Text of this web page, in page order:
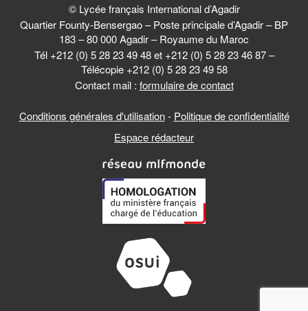
© Lycée français International d’Agadir
Quartier Founty-Bensergao – Poste principale d’Agadir – BP
183 – 80 000 Agadir – Royaume du Maroc
Tél +212 (0) 5 28 23 49 48 et +212 (0) 5 28 23 46 87 –
Télécopie +212 (0) 5 28 23 49 58
Contact mail : formulaire de contact
Conditions générales d'utilisation- Politique de confidentialité
Espace rédacteur